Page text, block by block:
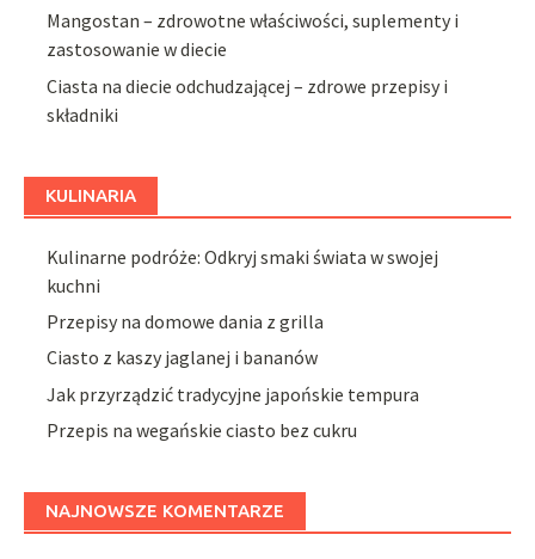
Mangostan – zdrowotne właściwości, suplementy i
zastosowanie w diecie
Ciasta na diecie odchudzającej – zdrowe przepisy i
składniki
KULINARIA
Kulinarne podróże: Odkryj smaki świata w swojej
kuchni
Przepisy na domowe dania z grilla
Ciasto z kaszy jaglanej i bananów
Jak przyrządzić tradycyjne japońskie tempura
Przepis na wegańskie ciasto bez cukru
NAJNOWSZE KOMENTARZE